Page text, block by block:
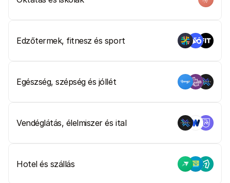
Edzőtermek, fitnesz és sport
Egészség, szépség és jóllét
Vendéglátás, élelmiszer és ital
Hotel és szállás
Vásárlóknak
Vedd fel a kapcsolatot az értékesítéssel